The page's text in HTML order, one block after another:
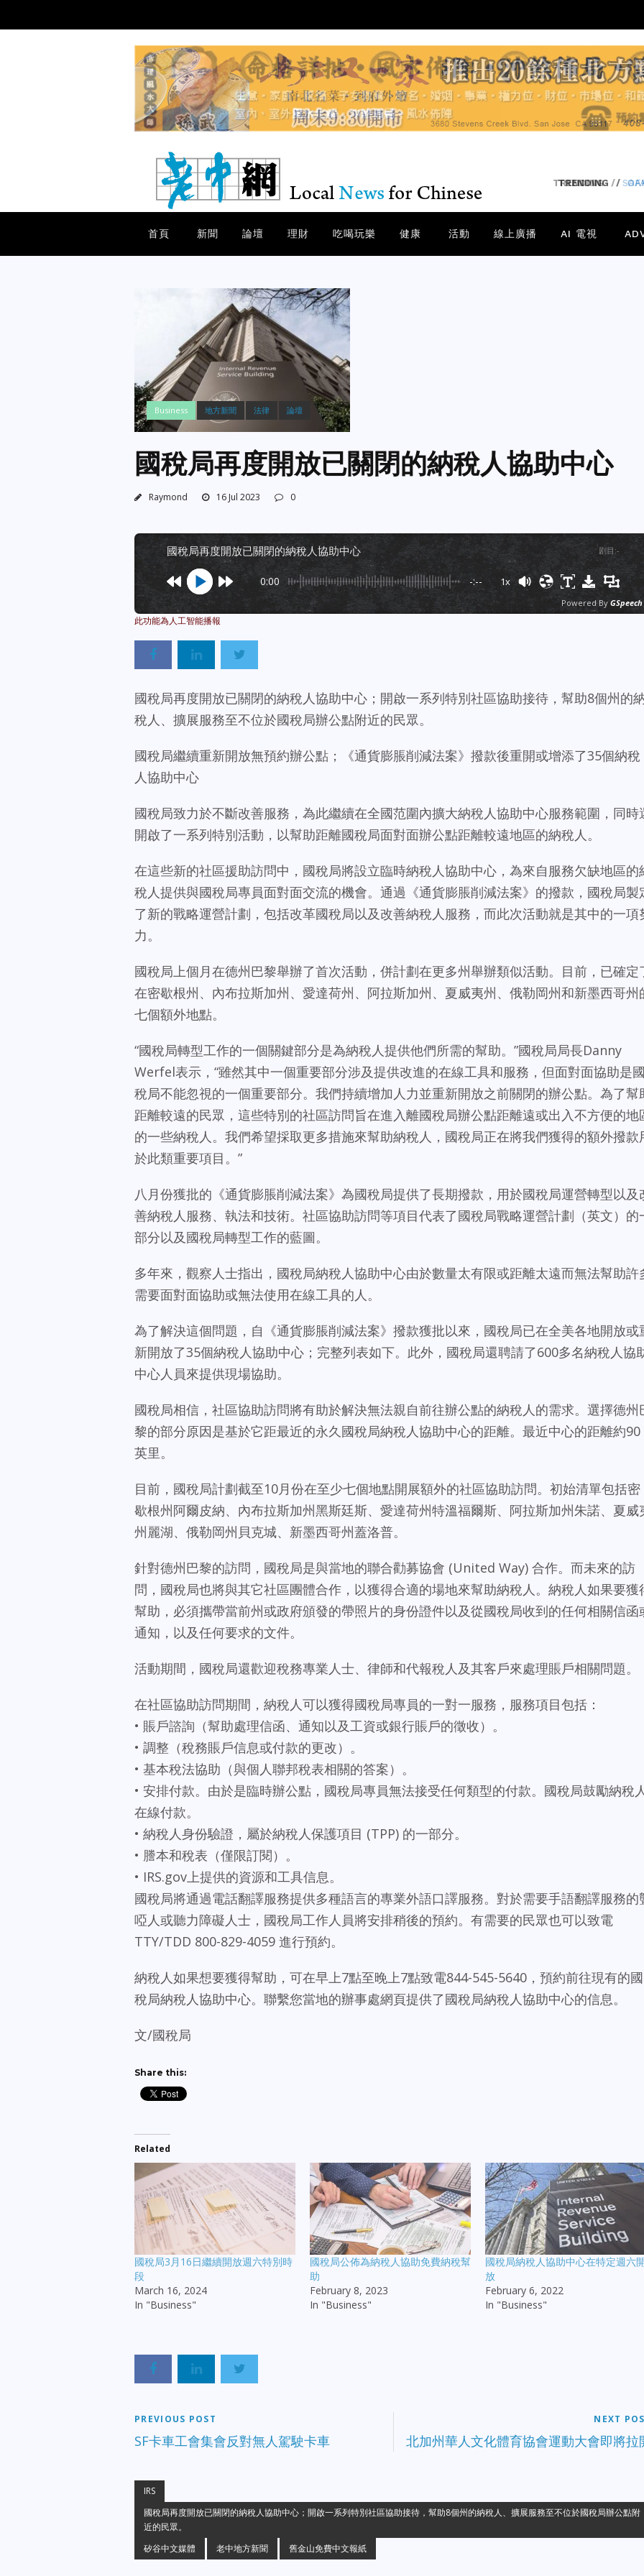
TRENDING /
首頁 新聞 論壇 理財 吃喝玩樂 健康 活動 線上廣播 AI 電視
Business 地方新聞 法律 論壇
國稅局再度開放已關閉的納稅人協助中心
Raymond 16 Jul 2023 0
國稅局再度開放已關閉的納稅人協助中心 剧目 :-
0:00 -:-- 1x
Powered By GSpeech
國稅局再度開放已關閉的納稅人協助中心；開啟一系列特別社區協助接待，幫助8個州的
稅人、擴展服務至不位於國稅局辦公點附近的民眾。
國稅局繼續重新開放無預約辦公點；《通貨膨脹削減法案》撥款後重開或增添了35個納稅
人協助中心
國稅局致力於不斷改善服務，為此繼續在全國范圍內擴大納稅人協助中心服務範圍，同時
開啟了一系列特別活動，以幫助距離國稅局面對面辦公點距離較遠地區的納稅人。
在這些新的社區援助訪問中，國稅局將設立臨時納稅人協助中心，為來自服務欠缺地區的
稅人提供與國稅局專員面對面交流的機會。通過《通貨膨脹削減法案》的撥款，國稅局製
了新的戰略運營計劃，包括改革國稅局以及改善納稅人服務，而此次活動就是其中的一項
力。
國稅局上個月在德州巴黎舉辦了首次活動，併計劃在更多州舉辦類似活動。目前，已確定
在密歇根州、內布拉斯加州、愛達荷州、阿拉斯加州、夏威夷州、俄勒岡州和新墨西哥州
七個額外地點。
“國稅局轉型工作的一個關鍵部分是為納稅人提供他們所需的幫助。”國稅局局長Danny
Werfel表示，“雖然其中一個重要部分涉及提供改進的在線工具和服務，但面對面協助是國
稅局不能忽視的一個重要部分。我們持續增加人力並重新開放之前關閉的辦公點。為了幫
距離較遠的民眾，這些特別的社區訪問旨在進入離國稅局辦公點距離遠或出入不方便的地
的一些納稅人。我們希望採取更多措施來幫助納稅人，國稅局正在將我們獲得的額外撥款
於此類重要項目。”
八月份獲批的《通貨膨脹削減法案》為國稅局提供了長期撥款，用於國稅局運營轉型以及
善納稅人服務、執法和技術。社區協助訪問等項目代表了國稅局戰略運營計劃（英文）的
部分以及國稅局轉型工作的藍圖。
多年來，觀察人士指出，國稅局納稅人協助中心由於數量太有限或距離太遠而無法幫助許
需要面對面協助或無法使用在線工具的人。
為了解決這個問題，自《通貨膨脹削減法案》撥款獲批以來，國稅局已在全美各地開放或
新開放了35個納稅人協助中心；完整列表如下。此外，國稅局還聘請了600多名納稅人協
中心人員來提供現場協助。
國稅局相信，社區協助訪問將有助於解決無法親自前往辦公點的納稅人的需求。選擇德州
黎的部分原因是基於它距最近的永久國稅局納稅人協助中心的距離。最近中心的距離約90
英里。
目前，國稅局計劃截至10月份在至少七個地點開展額外的社區協助訪問。初始清單包括密
歇根州阿爾皮納、內布拉斯加州黑斯廷斯、愛達荷州特溫福爾斯、阿拉斯加州朱諾、夏威
州麗湖、俄勒岡州貝克城、新墨西哥州蓋洛普。
針對德州巴黎的訪問，國稅局是與當地的聯合勸募協會 (United Way) 合作。而未來的訪
問，國稅局也將與其它社區團體合作，以獲得合適的場地來幫助納稅人。納稅人如果要獲
幫助，必須攜帶當前州或政府頒發的帶照片的身份證件以及從國稅局收到的任何相關信函
通知，以及任何要求的文件。
活動期間，國稅局還歡迎稅務專業人士、律師和代報稅人及其客戶來處理賬戶相關問題。
在社區協助訪問期間，納稅人可以獲得國稅局專員的一對一服務，服務項目包括：
• 賬戶諮詢（幫助處理信函、通知以及工資或銀行賬戶的徵收）。
• 調整（稅務賬戶信息或付款的更改）。
• 基本稅法協助（與個人聯邦稅表相關的答案）。
• 安排付款。由於是臨時辦公點，國稅局專員無法接受任何類型的付款。國稅局鼓勵納稅
在線付款。
• 納稅人身份驗證，屬於納稅人保護項目 (TPP) 的一部分。
• 謄本和稅表（僅限訂閱）。
• IRS.gov上提供的資源和工具信息。
國稅局將通過電話翻譯服務提供多種語言的專業外語口譯服務。對於需要手語翻譯服務的
啞人或聽力障礙人士，國稅局工作人員將安排稍後的預約。有需要的民眾也可以致電
TTY/TDD 800-829-4059 進行預約。
納稅人如果想要獲得幫助，可在早上7點至晚上7點致電844-545-5640，預約前往現有的國
稅局納稅人協助中心。聯繫您當地的辦事處網頁提供了國稅局納稅人協助中心的信息。
文/國稅局
Share this:
Related
國稅局3月16日繼續開放週六特別時
段
March 16, 2024
In "Business"
國稅局公佈為納稅人協助免費納稅幫
助
February 8, 2023
In "Business"
國稅局納稅人協助中心在特定週六
放
February 6, 2022
In "Business"
PREVIOUS POST
SF卡車工會集會反對無人駕駛卡車
NEXT
北加州華人文化體育協會運動大會即將拉
IRS
國稅局再度開放已關閉的納稅人協助中心；開啟一系列特別社區協助接待，幫助8個州的納稅人、擴展服務至不位於國稅局辦公點附
近的民眾。
矽谷中文媒體
老中地方新聞 舊金山免費中文報紙